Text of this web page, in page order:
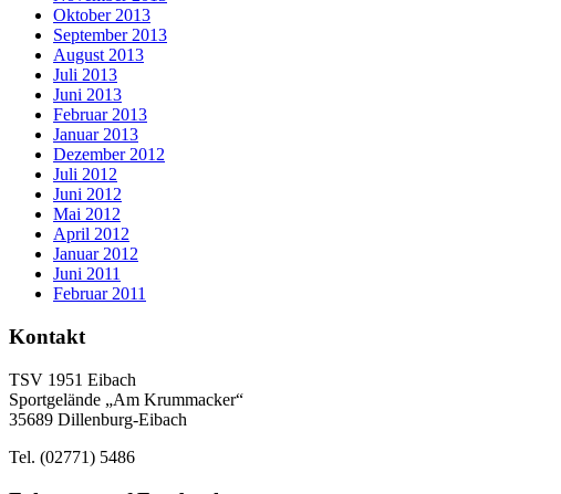
Oktober 2013
September 2013
August 2013
Juli 2013
Juni 2013
Februar 2013
Januar 2013
Dezember 2012
Juli 2012
Juni 2012
Mai 2012
April 2012
Januar 2012
Juni 2011
Februar 2011
Kontakt
TSV 1951 Eibach
Sportgelände „Am Krummacker“
35689 Dillenburg-Eibach
Tel. (02771) 5486